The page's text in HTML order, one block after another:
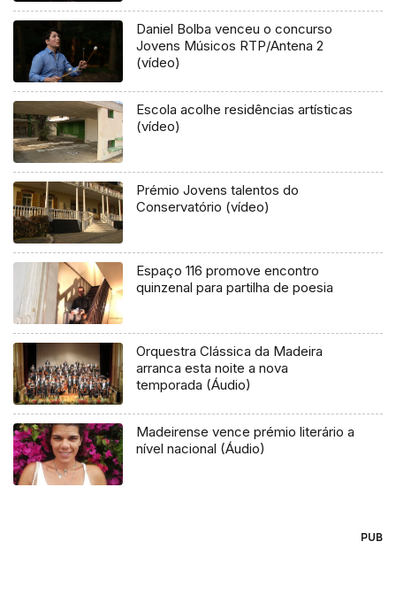
Daniel Bolba venceu o concurso
Jovens Músicos RTP/Antena 2
(vídeo)
Escola acolhe residências artísticas
(vídeo)
Prémio Jovens talentos do
Conservatório (vídeo)
Espaço 116 promove encontro
quinzenal para partilha de poesia
Orquestra Clássica da Madeira
arranca esta noite a nova
temporada (Áudio)
Madeirense vence prémio literário a
nível nacional (Áudio)
PUB